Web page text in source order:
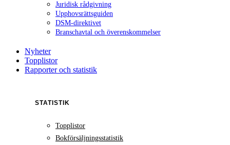
Juridisk rådgivning
Upphovsrättsguiden
DSM-direktivet
Branschavtal och överenskommelser
Nyheter
Topplistor
Rapporter och statistik
STATISTIK
Topplistor
Bokförsäljningsstatistik